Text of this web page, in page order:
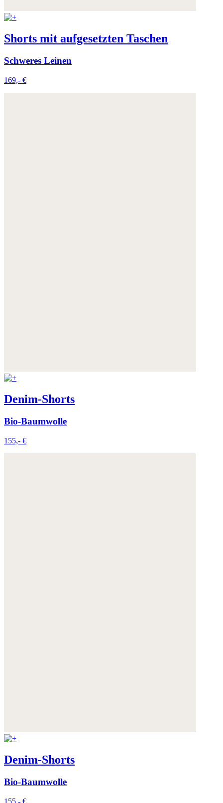
Shorts mit aufgesetzten Taschen
Schweres Leinen
169,- €
Denim-Shorts
Bio-Baumwolle
155,- €
Denim-Shorts
Bio-Baumwolle
155,- €